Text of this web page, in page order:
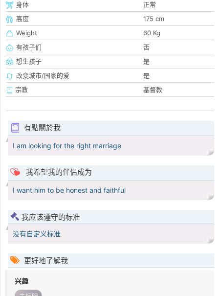
身体
正常
高度
175 cm
Weight
60 Kg
有孩子们
否
想生孩子
是
改变城市/国家的爱
是
宗教
基督教
有點關於我
I am looking for the right marriage
我希望我的伴侣成为
I want him to be honest and faithful
我应该遵守的标准
没有自定义标准
更好地了解我
兴趣